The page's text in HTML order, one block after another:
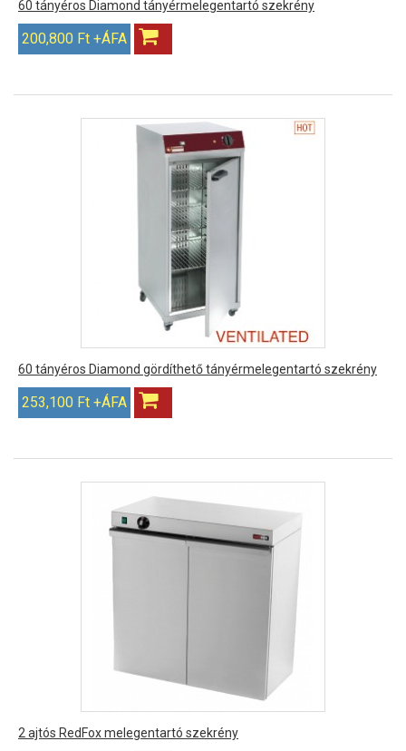
60 tányéros Diamond tányérmelegentartó szekrény
200,800 Ft +ÁFA
60 tányéros Diamond gördíthető tányérmelegentartó szekrény
253,100 Ft +ÁFA
2 ajtós RedFox melegentartó szekrény